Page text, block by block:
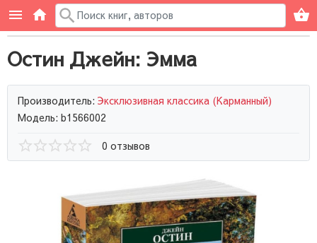
Остин Джейн: Эмма
Производитель: Эксклюзивная классика (Карманный)
Модель: b1566002
0 отзывов